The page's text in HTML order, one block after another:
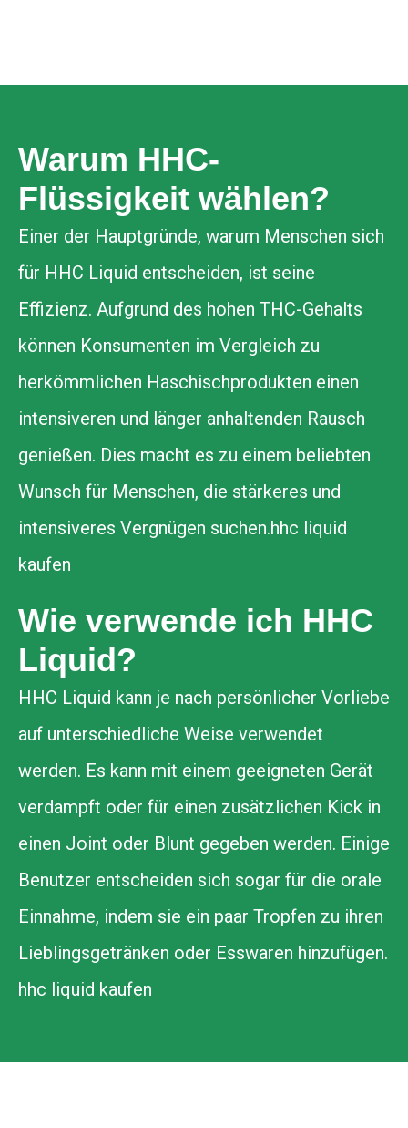
Warum HHC-
Flüssigkeit wählen?
Einer der Hauptgründe, warum Menschen sich
für HHC Liquid entscheiden, ist seine
Effizienz. Aufgrund des hohen THC-Gehalts
können Konsumenten im Vergleich zu
herkömmlichen Haschischprodukten einen
intensiveren und länger anhaltenden Rausch
genießen. Dies macht es zu einem beliebten
Wunsch für Menschen, die stärkeres und
intensiveres Vergnügen suchen.hhc liquid
kaufen
Wie verwende ich HHC
Liquid?
HHC Liquid kann je nach persönlicher Vorliebe
auf unterschiedliche Weise verwendet
werden. Es kann mit einem geeigneten Gerät
verdampft oder für einen zusätzlichen Kick in
einen Joint oder Blunt gegeben werden. Einige
Benutzer entscheiden sich sogar für die orale
Einnahme, indem sie ein paar Tropfen zu ihren
Lieblingsgetränken oder Esswaren hinzufügen.
hhc liquid kaufen